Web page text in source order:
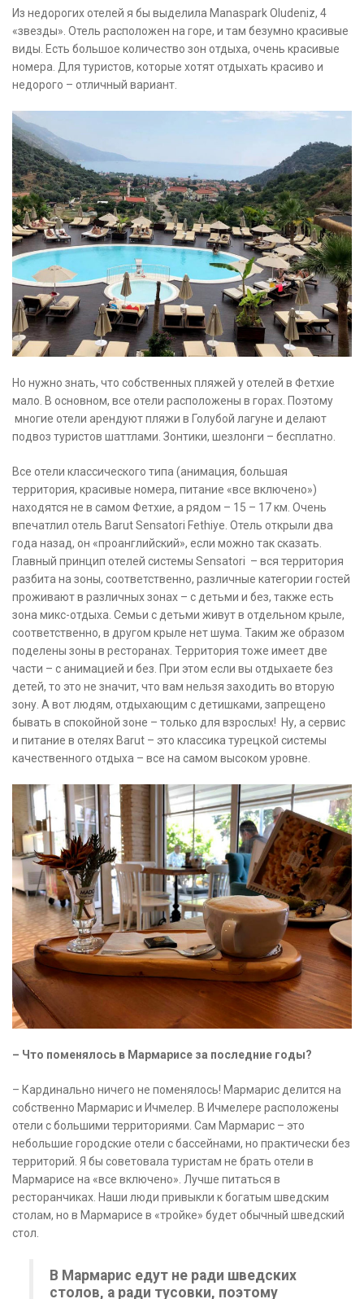
Из недорогих отелей я бы выделила Manaspark Oludeniz, 4
«звезды». Отель расположен на горе, и там безумно красивые
виды. Есть большое количество зон отдыха, очень красивые
номера. Для туристов, которые хотят отдыхать красиво и
недорого – отличный вариант.
Но нужно знать, что собственных пляжей у отелей в Фетхие
мало. В основном, все отели расположены в горах. Поэтому
многие отели арендуют пляжи в Голубой лагуне и делают
подвоз туристов шаттлами. Зонтики, шезлонги – бесплатно.
Все отели классического типа (анимация, большая
территория, красивые номера, питание «все включено»)
находятся не в самом Фетхие, а рядом – 15 – 17 км. Очень
впечатлил отель Barut Sensatori Fethiye. Отель открыли два
года назад, он «проанглийский», если можно так сказать.
Главный принцип отелей системы Sensatori – вся территория
разбита на зоны, соответственно, различные категории гостей
проживают в различных зонах – с детьми и без, также есть
зона микс-отдыха. Семьи с детьми живут в отдельном крыле,
соответственно, в другом крыле нет шума. Таким же образом
поделены зоны в ресторанах. Территория тоже имеет две
части – с анимацией и без. При этом если вы отдыхаете без
детей, то это не значит, что вам нельзя заходить во вторую
зону. А вот людям, отдыхающим с детишками, запрещено
бывать в спокойной зоне – только для взрослых! Ну, а сервис
и питание в отелях Barut – это классика турецкой системы
качественного отдыха – все на самом высоком уровне.
– Что поменялось в Мармарисе за последние годы?
– Кардинально ничего не поменялось! Мармарис делится на
собственно Мармарис и Ичмелер. В Ичмелере расположены
отели с большими территориями. Сам Мармарис – это
небольшие городские отели с бассейнами, но практически без
территорий. Я бы советовала туристам не брать отели в
Мармарисе на «все включено». Лучше питаться в
ресторанчиках. Наши люди привыкли к богатым шведским
столам, но в Мармарисе в «тройке» будет обычный шведский
стол.
В Мармарис едут не ради шведских
столов, а ради тусовки, поэтому